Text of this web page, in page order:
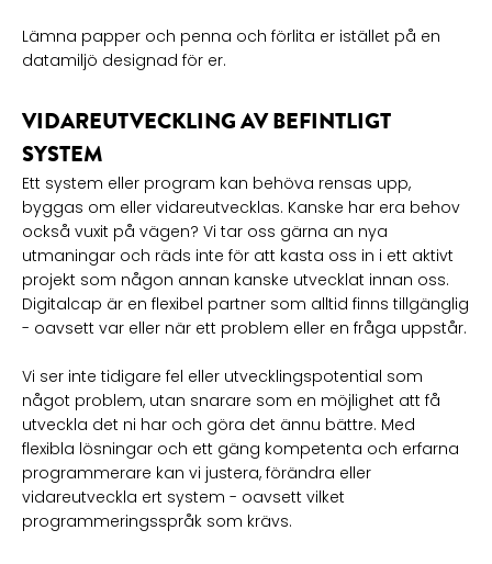
Lämna papper och penna och förlita er istället på en
datamiljö designad för er.
VIDAREUTVECKLING AV BEFINTLIGT
SYSTEM
Ett system eller program kan behöva rensas upp,
byggas om eller vidareutvecklas. Kanske har era behov
också vuxit på vägen? Vi tar oss gärna an nya
utmaningar och räds inte för att kasta oss in i ett aktivt
projekt som någon annan kanske utvecklat innan oss.
Digitalcap är en flexibel partner som alltid finns tillgänglig
- oavsett var eller när ett problem eller en fråga uppstår.
Vi ser inte tidigare fel eller utvecklingspotential som
något problem, utan snarare som en möjlighet att få
utveckla det ni har och göra det ännu bättre. Med
flexibla lösningar och ett gäng kompetenta och erfarna
programmerare kan vi justera, förändra eller
vidareutveckla ert system - oavsett vilket
programmeringsspråk som krävs.